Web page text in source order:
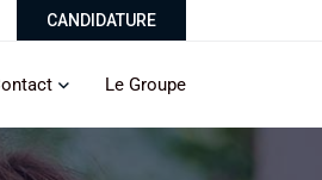
CANDIDATURE
Le Groupe